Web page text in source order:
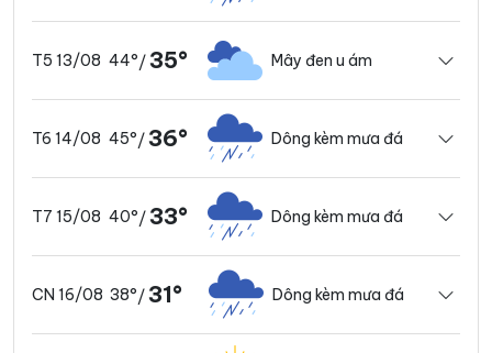
T5 13/08 44°/ 35° Mây đen u ám
T6 14/08 45°/ 36° Dông kèm mưa đá
T7 15/08 40°/ 33° Dông kèm mưa đá
CN 16/08 38°/ 31° Dông kèm mưa đá